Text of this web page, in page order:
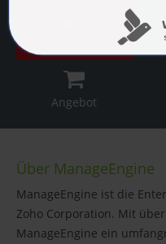
Angebot
Über ManageEngine
ManageEngine ist die
Zoho Corporation. Mit
ManageEngine ein